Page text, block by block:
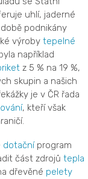
uhlí, jaderné
podnikány
výrobytepelné
například
z 5 % na 19 %,
skupin a našich
je v ČR řada
, kteří však
dotačníprogram
část zdrojůtepla
dřevěné pelety